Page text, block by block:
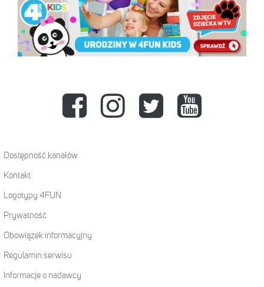
Dostępność kanałów
Kontakt
Logotypy 4FUN
Prywatność
Obowiązek informacyjny
Regulamin serwisu
Informacje o nadawcy